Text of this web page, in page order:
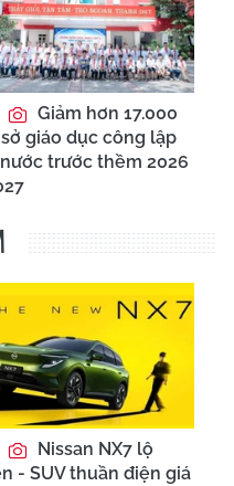
Giảm hơn 17.000
giáo dục công lập
trước thềm 2026
Nissan NX7 lộ
- SUV thuần điện giá